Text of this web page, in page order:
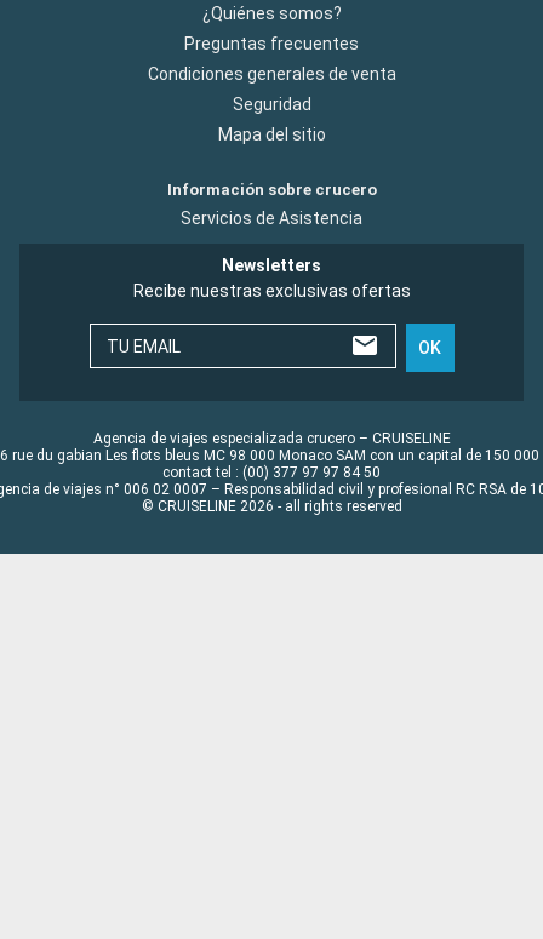
¿Quiénes somos?
Preguntas frecuentes
Condiciones generales de venta
Seguridad
Mapa del sitio
Información sobre crucero
Servicios de Asistencia
Newsletters
Recibe nuestras exclusivas ofertas
TU EMAIL OK
Agencia de viajes especializada crucero – CRUISELINE
rue du gabian Les flots bleus MC 98 000 Monaco SAM con un capital de 150 000
contact tel : (00) 377 97 97 84 50
de viajes n° 006 02 0007 – Responsabilidad civil y profesional RC RSA de
© CRUISELINE 2026 - all rights reserved